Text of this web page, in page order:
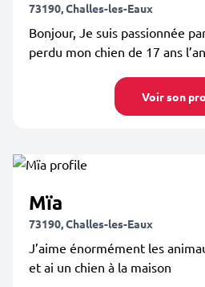
73190, Challes-les-Eaux
Bonjour, Je suis passionnée
perdu mon chien de 17 ans
Voir son
Mïa
73190, Challes-les-Eaux
J’aime énormément les
et ai un chien à la maison